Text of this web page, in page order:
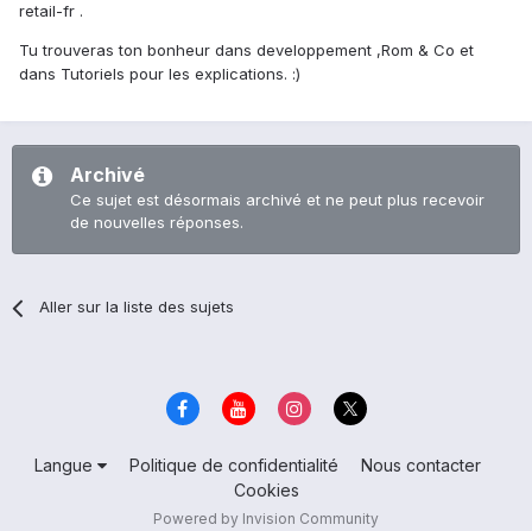
retail-fr .
Tu trouveras ton bonheur dans developpement ,Rom & Co et
dans Tutoriels pour les explications. :)
Archivé
Ce sujet est désormais archivé et ne peut plus recevoir
de nouvelles réponses.
Aller sur la liste des sujets
Langue Politique de confidentialité
Nous contacter
Cookies
Powered by Invision Community